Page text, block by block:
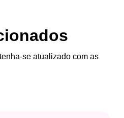
se atualizado com as